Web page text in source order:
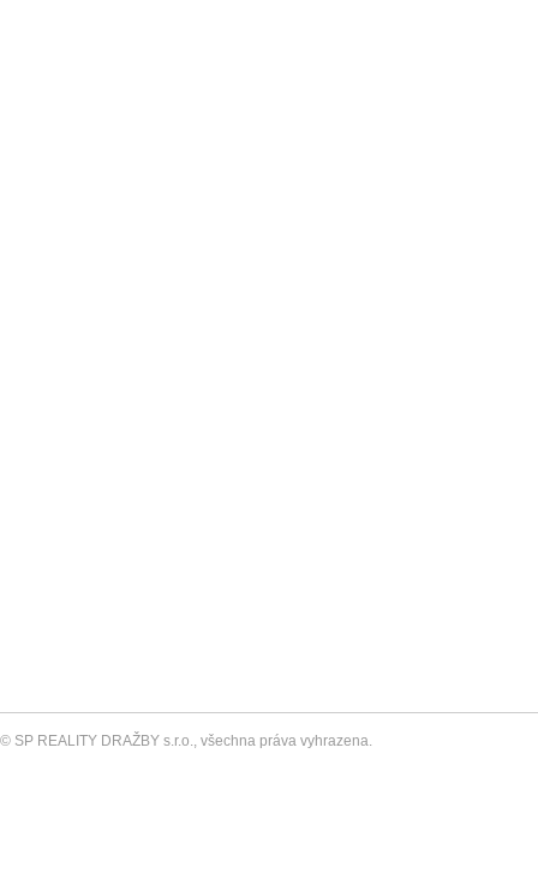
© SP REALITY DRAŽBY s.r.o., všechna práva vyhrazena.